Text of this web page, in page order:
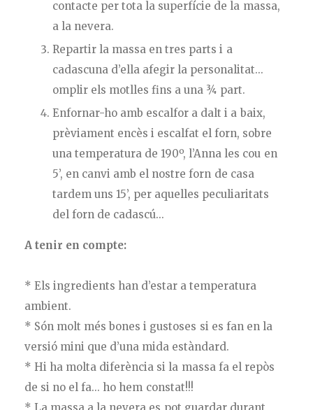
contacte per tota la superfície de la massa,
a la nevera.
Repartir la massa en tres parts i a
cadascuna d’ella afegir la personalitat...
omplir els motlles fins a una ¾ part.
Enfornar-ho amb escalfor a dalt i a baix,
prèviament encès i escalfat el forn, sobre
una temperatura de 190º, l’Anna les cou en
5’, en canvi amb el nostre forn de casa
tardem uns 15’, per aquelles peculiaritats
del forn de cadascú...
A tenir en compte:
* Els ingredients han d’estar a temperatura
ambient.
* Són molt més bones i gustoses si es fan en la
versió mini que d’una mida estàndard.
* Hi ha molta diferència si la massa fa el repòs
de si no el fa... ho hem constat!!!